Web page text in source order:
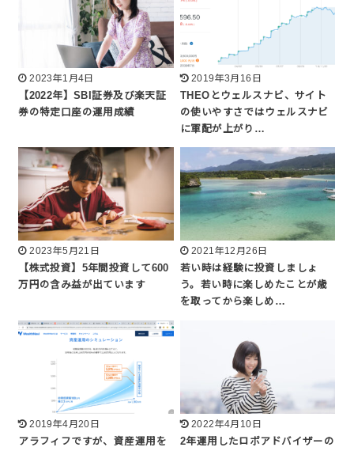
2023年1月4日
【2022年】SBI証券及び楽天証
券の特定口座の運用成績
2019年3月16日
THEOとウェルスナビ、サイト
の使いやすさではウェルスナビ
に軍配が上がり…
2023年5月21日
【株式投資】5年間投資して600
万円の含み益が出ています
2021年12月26日
若い時は経験に投資しましょ
う。若い時に楽しめたことが歳
を取ってから楽しめ…
2019年4月20日
アラフィフですが、資産運用を
2022年4月10日
2年運用したロボアドバイザーの